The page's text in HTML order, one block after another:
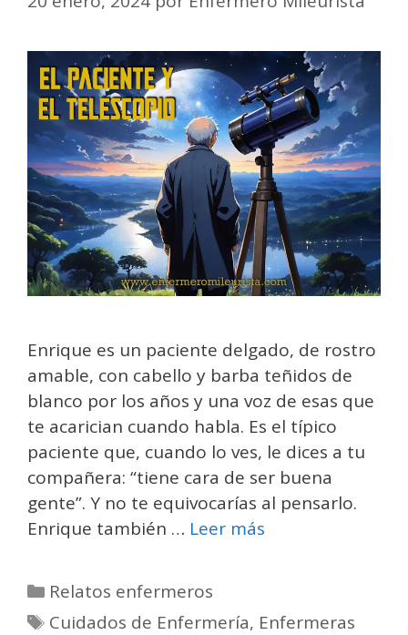
Enrique es un paciente delgado, de rostro
amable, con cabello y barba teñidos de
blanco por los años y una voz de esas que
te acarician cuando habla. Es el típico
paciente que, cuando lo ves, le dices a tu
compañera: “tiene cara de ser buena
gente”. Y no te equivocarías al pensarlo.
Enrique también … Leer más
Categorías
Relatos enfermeros
Etiquetas
Cuidados de Enfermería, Enfermeras